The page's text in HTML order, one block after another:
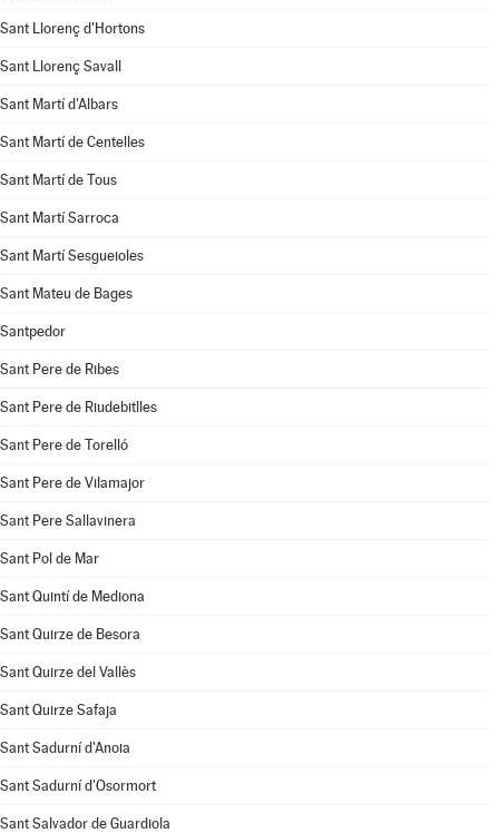
Sant Llorenç d'Hortons
Sant Llorenç Savall
Sant Martí d'Albars
Sant Martí de Centelles
Sant Martí de Tous
Sant Martí Sarroca
Sant Martí Sesgueioles
Sant Mateu de Bages
Santpedor
Sant Pere de Ribes
Sant Pere de Riudebitlles
Sant Pere de Torelló
Sant Pere de Vilamajor
Sant Pere Sallavinera
Sant Pol de Mar
Sant Quintí de Mediona
Sant Quirze de Besora
Sant Quirze del Vallès
Sant Quirze Safaja
Sant Sadurní d'Anoia
Sant Sadurní d'Osormort
Sant Salvador de Guardiola